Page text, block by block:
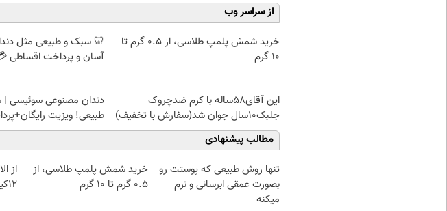
از سراسر وب
خرید شمش پلمپ طلاسی، از ۰.۵ گرم تا
۱۰ گرم
🦷 سبک و طبیعی مثل
آسان و پرداخت اقساطی
این آقای58ساله با کرم ضدچروک
جلبک10سال جوان شد(سفارش با تخفیف)
دندان مصنوعی سوئیسی |
طبیعی! ویزیت
مطالب پیشنهادی
تنها روش طبیعی که پوستت رو
بصورت عمقی ابرسانی و نرم
میکنه
خرید شمش پلمپ طلاسی، از
۰.۵ گرم تا ۱۰ گرم
از
12کیلو چربی میسوزونی🧨